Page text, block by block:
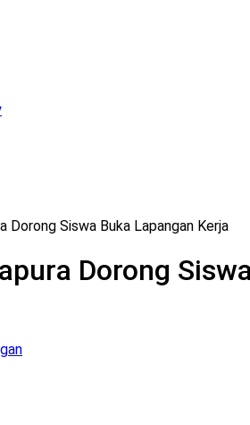
Dorong Siswa Buka Lapangan Kerja
Dorong